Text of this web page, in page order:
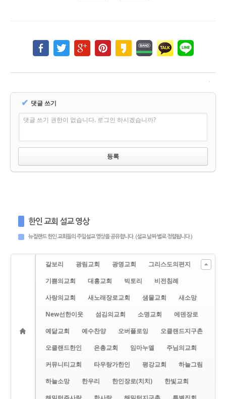
✔ 댓글 쓰기
댓글 쓰기 권한이 없습니다. 로그인 하시겠습니까?
한인 교회 설교 영상
뉴질랜드 한인 교회들의 주일설교 영상을 공유합니다. (설교 날짜 별로 정렬됩니다.)
갈보리 광림교회 광명교회
그리스도의편지
기쁨의교회
대흥교회 빅토리
비전침례
사랑의교회
새노래장로교회 샘물교회
새소망
New선한이웃
섬김의교회 소명교회
에덴장로
예닮교회
예수찬양 오버플로잉
오클랜드지구촌
오클랜드한인
은총교회 임마누엘
주님의교회
커뮤니티교회
타우랑가한인 평강교회
하늘그림
하늘소망
한우리 한인장로(치치)
한빛교회